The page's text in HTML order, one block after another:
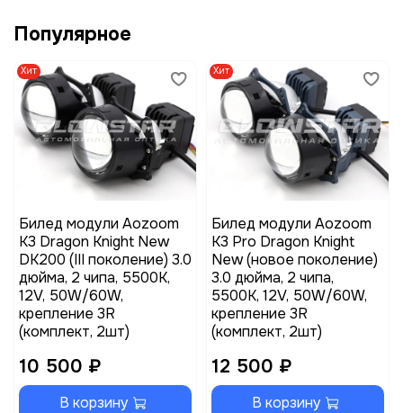
Популярное
Хит
Билед модули Aozoom
K3 Dragon Knight New
DK200 (III поколение) 3.0
дюйма, 2 чипа, 5500K,
12V, 50W/60W,
крепление 3R
(комплект, 2шт)
10 500 ₽
В корзину
Хит
Билед модули Aozoom
K3 Pro Dragon Knight
New (новое поколение)
3.0 дюйма, 2 чипа,
5500K, 12V, 50W/60W,
крепление 3R
(комплект, 2шт)
12 500 ₽
В корзину